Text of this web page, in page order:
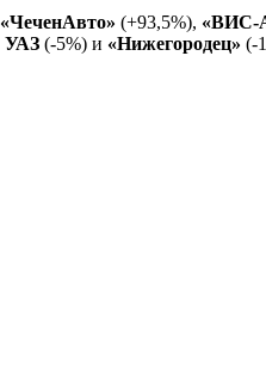
«ЧеченАвто» (+93,5%), «ВИС-
УАЗ (-5%) и «Нижегородец» (-